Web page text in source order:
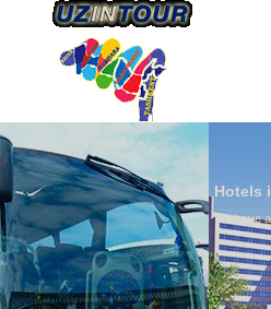
Hotels in Uzbekistan
We have all hotels in Uzbekistan